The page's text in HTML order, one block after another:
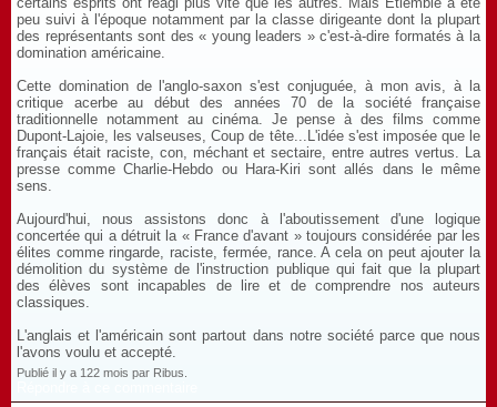
peu suivi à l'époque notamment par la classe dirigeante dont la plupart
des représentants sont des « young leaders » c'est-à-dire formatés à la
domination américaine.
Cette domination de l'anglo-saxon s'est conjuguée, à mon avis, à la
critique acerbe au début des années 70 de la société française
traditionnelle notamment au cinéma. Je pense à des films comme
Dupont-Lajoie, les valseuses, Coup de tête...L'idée s'est imposée que le
français était raciste, con, méchant et sectaire, entre autres vertus. La
presse comme Charlie-Hebdo ou Hara-Kiri sont allés dans le même
sens.
Aujourd'hui, nous assistons donc à l'aboutissement d'une logique
concertée qui a détruit la « France d'avant » toujours considérée par les
élites comme ringarde, raciste, fermée, rance. A cela on peut ajouter la
démolition du système de l'instruction publique qui fait que la plupart
des élèves sont incapables de lire et de comprendre nos auteurs
classiques.
L'anglais et l'américain sont partout dans notre société parce que nous
l'avons voulu et accepté.
Publié il y a 122 mois par Ribus.